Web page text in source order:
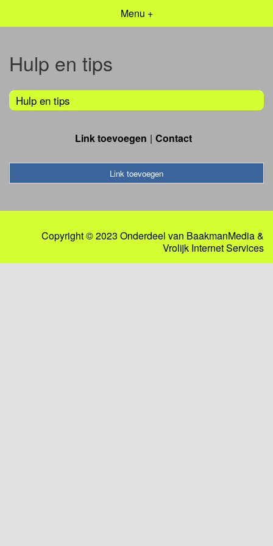
Menu +
Hulp en tips
Hulp en tips
Link toevoegen Contact
Link toevoegen
Copyright © 2023 Onderdeel van BaakmanMedia&
Vrolijk Internet Services